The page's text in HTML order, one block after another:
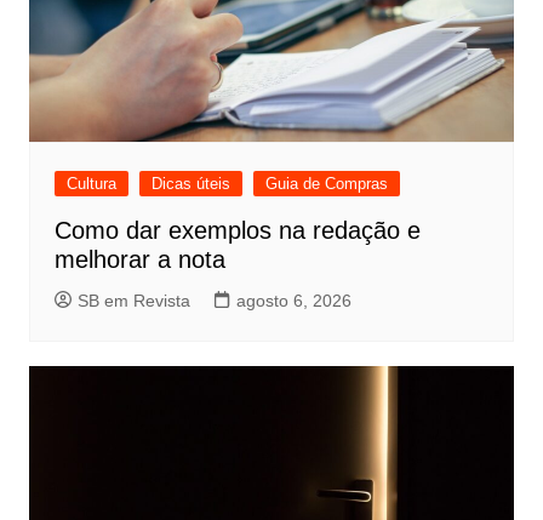
Cultura Dicas úteis Guia de Compras
Como dar exemplos na redação e
melhorar a nota
SB em Revista agosto 6, 2026